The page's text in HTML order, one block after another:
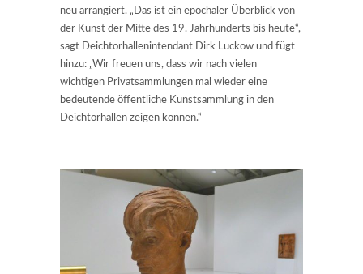
neu arrangiert. „Das ist ein epochaler Überblick von
der Kunst der Mitte des 19. Jahrhunderts bis heute“,
sagt Deichtorhallenintendant Dirk Luckow und fügt
hinzu: „Wir freuen uns, dass wir nach vielen
wichtigen Privatsammlungen mal wieder eine
bedeutende öffentliche Kunstsammlung in den
Deichtorhallen zeigen können.“